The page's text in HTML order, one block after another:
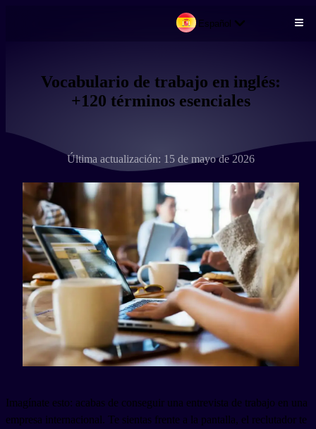
Español
Vocabulario de trabajo en inglés:
+120 términos esenciales
Última actualización: 15 de mayo de 2026
Imagínate esto: acabas de conseguir una entrevista de trabajo en una
empresa internacional. Te sientas frente a la pantalla, el reclutador te